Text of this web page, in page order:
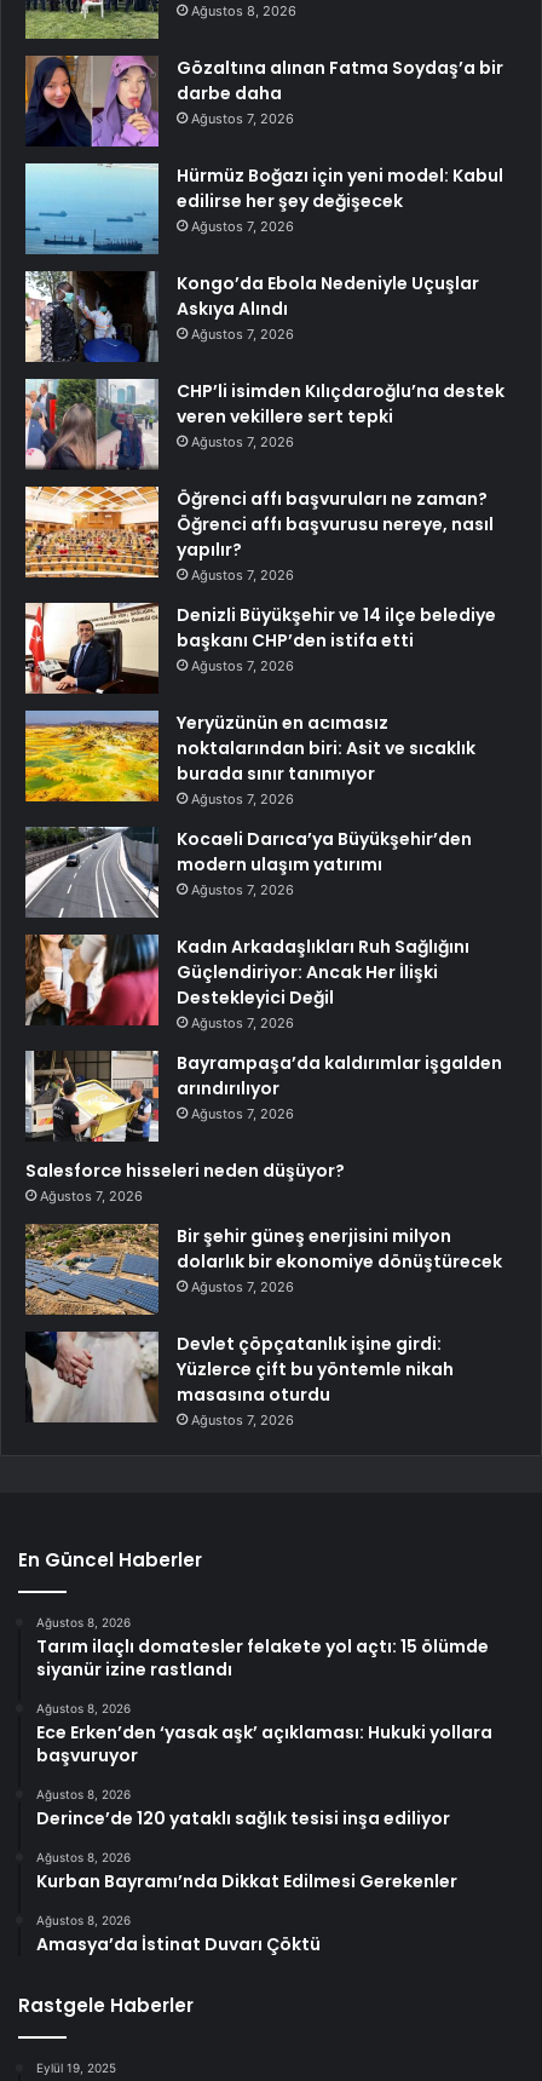
Ağustos 8, 2026
Gözaltına alınan Fatma Soydaş’a bir
darbe daha
Ağustos 7, 2026
Hürmüz Boğazı için yeni model: Kabul
edilirse her şey değişecek
Ağustos 7, 2026
Kongo’da Ebola Nedeniyle Uçuşlar
Askıya Alındı
Ağustos 7, 2026
CHP’li isimden Kılıçdaroğlu’na destek
veren vekillere sert tepki
Ağustos 7, 2026
Öğrenci affı başvuruları ne zaman?
Öğrenci affı başvurusu nereye, nasıl
yapılır?
Ağustos 7, 2026
Denizli Büyükşehir ve 14 ilçe belediye
başkanı CHP’den istifa etti
Ağustos 7, 2026
Yeryüzünün en acımasız
noktalarından biri: Asit ve sıcaklık
burada sınır tanımıyor
Ağustos 7, 2026
Kocaeli Darıca’ya Büyükşehir’den
modern ulaşım yatırımı
Ağustos 7, 2026
Kadın Arkadaşlıkları Ruh Sağlığını
Güçlendiriyor: Ancak Her İlişki
Destekleyici Değil
Ağustos 7, 2026
Bayrampaşa’da kaldırımlar işgalden
arındırılıyor
Ağustos 7, 2026
Salesforce hisseleri neden düşüyor?
Ağustos 7, 2026
Bir şehir güneş enerjisini milyon
dolarlık bir ekonomiye dönüştürecek
Ağustos 7, 2026
Devlet çöpçatanlık işine girdi:
Yüzlerce çift bu yöntemle nikah
masasına oturdu
Ağustos 7, 2026
En Güncel Haberler
Ağustos 8, 2026
Tarım ilaçlı domatesler felakete yol açtı: 15 ölümde
siyanür izine rastlandı
Ağustos 8, 2026
Ece Erken’den ‘yasak aşk’ açıklaması: Hukuki yollara
başvuruyor
Ağustos 8, 2026
Derince’de 120 yataklı sağlık tesisi inşa ediliyor
Ağustos 8, 2026
Kurban Bayramı’nda Dikkat Edilmesi Gerekenler
Ağustos 8, 2026
Amasya’da İstinat Duvarı Çöktü
Rastgele Haberler
Eylül 19, 2025